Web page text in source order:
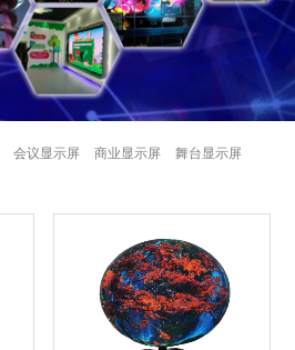
会议显示屏 商业显示屏 舞台显示屏